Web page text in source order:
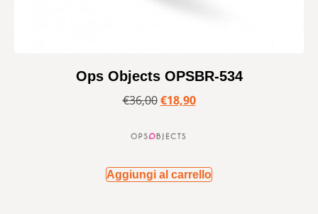
Ops Objects OPSBR-534
€36,00 €18,90
Aggiungi al carrello